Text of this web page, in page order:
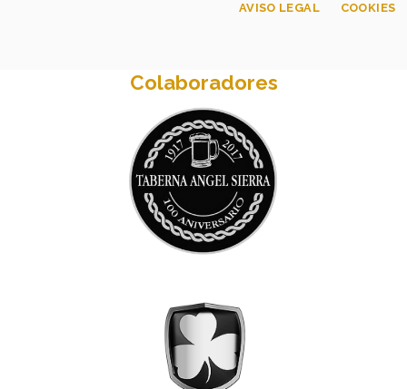
AVISO LEGAL COOKIES
Colaboradores